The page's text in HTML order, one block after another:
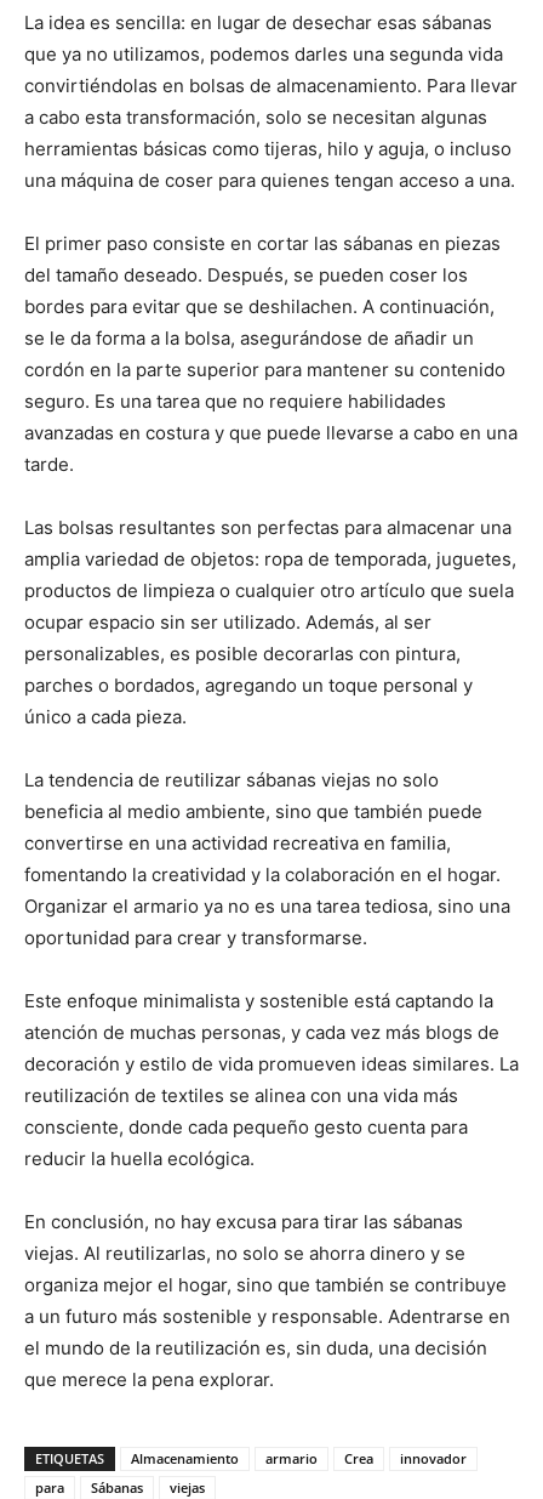
La idea es sencilla: en lugar de desechar esas sábanas
que ya no utilizamos, podemos darles una segunda vida
convirtiéndolas en bolsas de almacenamiento. Para llevar
a cabo esta transformación, solo se necesitan algunas
herramientas básicas como tijeras, hilo y aguja, o incluso
una máquina de coser para quienes tengan acceso a una.
El primer paso consiste en cortar las sábanas en piezas
del tamaño deseado. Después, se pueden coser los
bordes para evitar que se deshilachen. A continuación,
se le da forma a la bolsa, asegurándose de añadir un
cordón en la parte superior para mantener su contenido
seguro. Es una tarea que no requiere habilidades
avanzadas en costura y que puede llevarse a cabo en una
tarde.
Las bolsas resultantes son perfectas para almacenar una
amplia variedad de objetos: ropa de temporada, juguetes,
productos de limpieza o cualquier otro artículo que suela
ocupar espacio sin ser utilizado. Además, al ser
personalizables, es posible decorarlas con pintura,
parches o bordados, agregando un toque personal y
único a cada pieza.
La tendencia de reutilizar sábanas viejas no solo
beneficia al medio ambiente, sino que también puede
convertirse en una actividad recreativa en familia,
fomentando la creatividad y la colaboración en el hogar.
Organizar el armario ya no es una tarea tediosa, sino una
oportunidad para crear y transformarse.
Este enfoque minimalista y sostenible está captando la
atención de muchas personas, y cada vez más blogs de
decoración y estilo de vida promueven ideas similares. La
reutilización de textiles se alinea con una vida más
consciente, donde cada pequeño gesto cuenta para
reducir la huella ecológica.
En conclusión, no hay excusa para tirar las sábanas
viejas. Al reutilizarlas, no solo se ahorra dinero y se
organiza mejor el hogar, sino que también se contribuye
a un futuro más sostenible y responsable. Adentrarse en
el mundo de la reutilización es, sin duda, una decisión
que merece la pena explorar.
ETIQUETAS Almacenamiento armario Crea
innovador
para
Sábanas viejas